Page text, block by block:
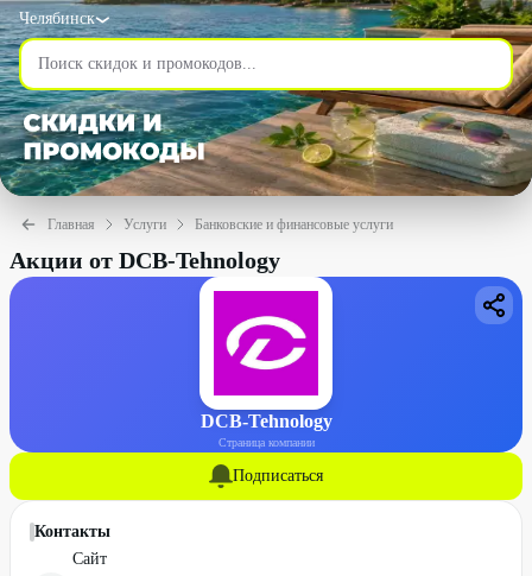
Челябинск
Главная Услуги Банковские и финансовые услуги
Акции от DCB-Tehnology
DCB-Tehnology
Страница компании
Подписаться
Контакты
Сайт